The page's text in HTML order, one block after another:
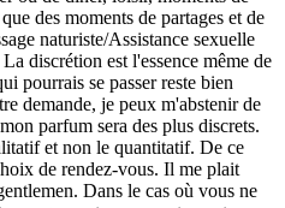
des moments de partages et de
naturiste/Assistance sexuelle
discrétion est l'essence même de
pourrais se passer reste bien
demande, je peux m'abstenir de
parfum sera des plus discrets.
et non le quantitatif. De ce
de rendez-vous. Il me plait
Dans le cas où vous ne